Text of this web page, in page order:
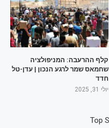
קלף ההרעבה: המניפולציה
שחמאס שמר לרגע הנכון | עדן-טל
חדד
יולי 31, 2025